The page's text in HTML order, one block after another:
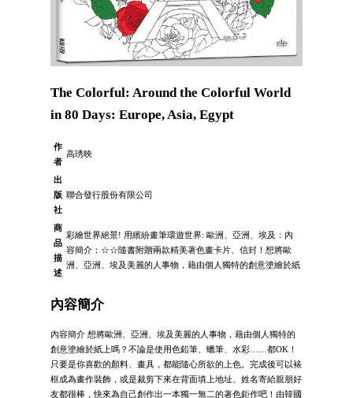
The Colorful: Around the Colorful World
in 80 Days: Europe, Asia, Egypt
作
者
高琇映
出
版
社
聯合發行股份有限公司
商
品
描
述
彩繪世界絕景! 用繽紛畫筆環遊世界: 歐洲、亞洲、埃及：內
容簡介：☆☆隨書附贈兩款精美著色畫卡片、信封！想將歐
洲、亞洲、埃及美麗的人事物，藉由個人獨特的創意塗繪於紙
內容簡介
內容簡介 想將歐洲、亞洲、埃及美麗的人事物，藉由個人獨特的
創意塗繪於紙上嗎？不論是使用色鉛筆、蠟筆、水彩……都OK！
只要是你喜歡的顏料、畫具，都能隨心所欲的上色。完成後可以裱
框成為畫作裝飾，或是裁剪下來在背面填上地址、姓名寄給親朋好
友都很棒，快來為自己創作出一本獨一無二的著色鉅作吧！由韓國